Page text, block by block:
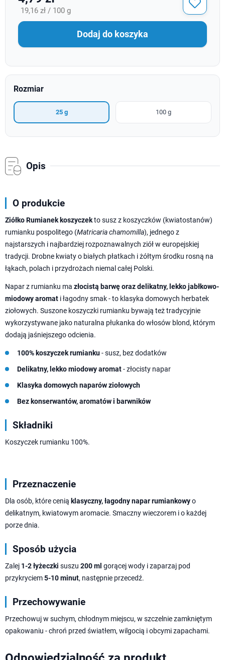
19,16 zł / 100 g
Dodaj do koszyka
Rozmiar
25 g 100 g
Opis
O produkcie
Ziółko Rumianek koszyczekto susz z koszyczków (kwiatostanów)
rumianku pospolitego (Matricaria chamomilla), jednego z
najstarszych i najbardziej rozpoznawalnych ziół w europejskiej
tradycji. Drobne kwiaty o białych płatkach i żółtym środku rosną na
łąkach, polach i przydrożach niemal całej Polski.
Napar z rumianku ma złocistą barwę oraz delikatny, lekko jabłkowo-
miodowy aromat i łagodny smak - to klasyka domowych herbatek
ziołowych. Suszone koszyczki rumianku bywają też tradycyjnie
wykorzystywane jako naturalna płukanka do włosów blond, którym
dodają jaśniejszego odcienia.
100% koszyczek rumianku- susz, bez dodatków
Delikatny, lekko miodowy aromat- złocisty napar
Klasyka domowych naparów ziołowych
Bez konserwantów, aromatów i barwników
Składniki
Koszyczek rumianku 100%.
Przeznaczenie
Dla osób, które cenią klasyczny, łagodny napar rumiankowyo
delikatnym, kwiatowym aromacie. Smaczny wieczorem i o każdej
porze dnia.
Sposób użycia
Zalej 1-2 łyżeczki suszu 200 ml gorącej wody i zaparzaj pod
przykryciem5-10 minut, następnie przecedź.
Przechowywanie
Przechowuj w suchym, chłodnym miejscu, w szczelnie zamkniętym
opakowaniu - chroń przed światłem, wilgocią i obcymi zapachami.